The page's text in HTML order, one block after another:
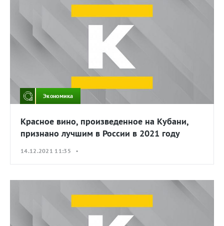
Экономика
Красное вино, произведенное на Кубани,
признано лучшим в России в 2021 году
14.12.2021 11:35 •